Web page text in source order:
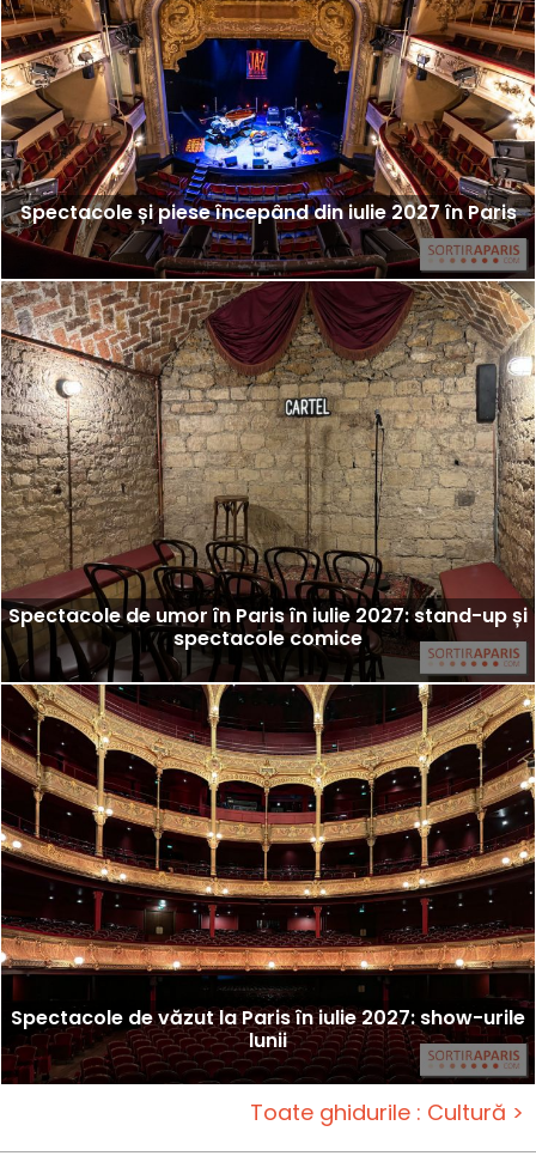
Spectacole și piese începând din iulie 2027 în Paris
Spectacole de umor în Paris în iulie 2027: stand-up și
spectacole comice
Spectacole de văzut la Paris în iulie 2027: show-urile
lunii
Toate ghidurile : Cultură >